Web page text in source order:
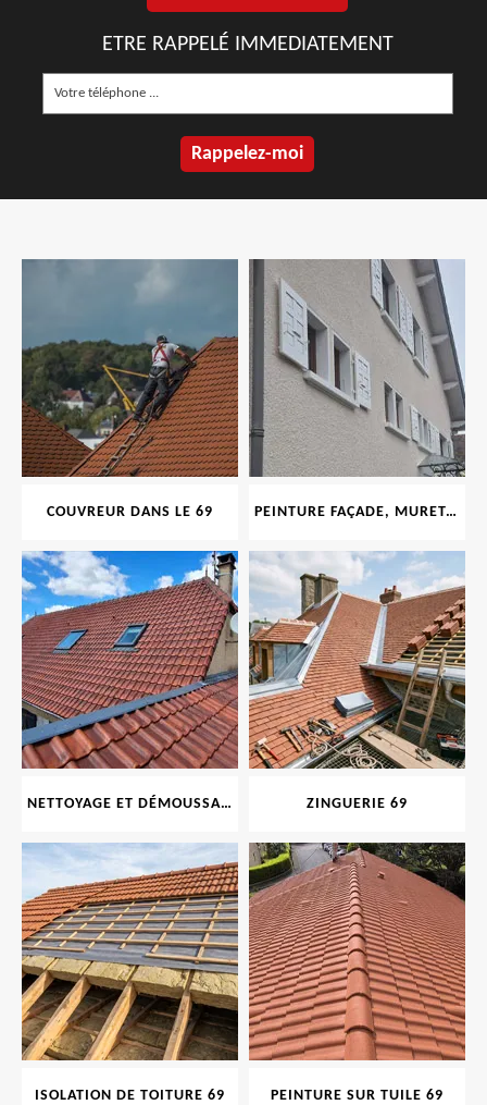
ETRE RAPPELÉ IMMEDIATEMENT
COUVREUR DANS LE 69 PEINTURE FAÇADE, MURET, TOITURE, BOISERIE, FERRONERIE, GOUTTIÈRE 69
NETTOYAGE ET DÉMOUSSAGE DE TOITURE ET FAÇADE 69 ZINGUERIE 69
ISOLATION DE TOITURE 69 PEINTURE SUR TUILE 69